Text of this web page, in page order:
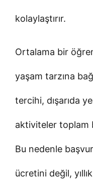
kolaylaştırır.
Ortalama bir
yaşam tarzına
tercihi, dışarıda
aktiviteler toplam
Bu nedenle
ücretini değil,